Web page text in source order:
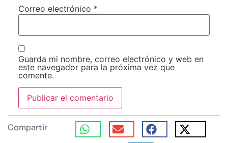
Correo electrónico *
Guarda mi nombre, correo electrónico y web en
este navegador para la próxima vez que
comente.
Compartir